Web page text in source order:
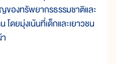
องทรัพยากรธรรมชาติและ
ดยมุ่งเน้นที่เด็กและเยาวชน